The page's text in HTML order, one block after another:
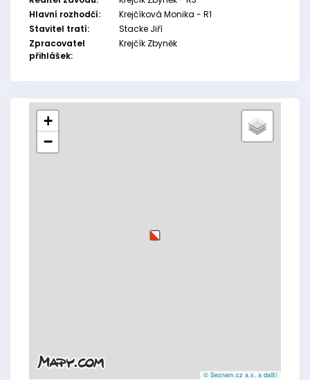
Hlavní rozhodčí:
Krejčíková Monika - R1
Stavitel tratí:
Stacke Jiří
Zpracovatel
přihlášek:
Krejčík Zbyněk
+
−
© Seznam.cz a.s. a další